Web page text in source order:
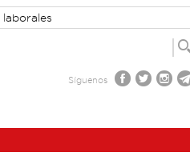
Síguenos